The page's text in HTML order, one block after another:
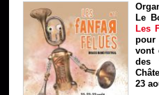
Le
Les
pour
vont
des
23